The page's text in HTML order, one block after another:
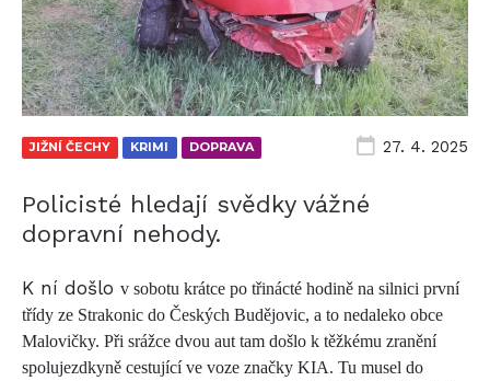
JIŽNÍ ČECHY KRIMI DOPRAVA 27. 4. 2025
Policisté hledají svědky vážné
dopravní nehody.
K ní došlo v sobotu krátce po třinácté hodině na silnici první
třídy ze Strakonic do Českých Budějovic, a to nedaleko obce
Malovičky. Při srážce dvou aut tam došlo k těžkému zranění
spolujezdkyně cestující ve voze značky KIA. Tu musel do